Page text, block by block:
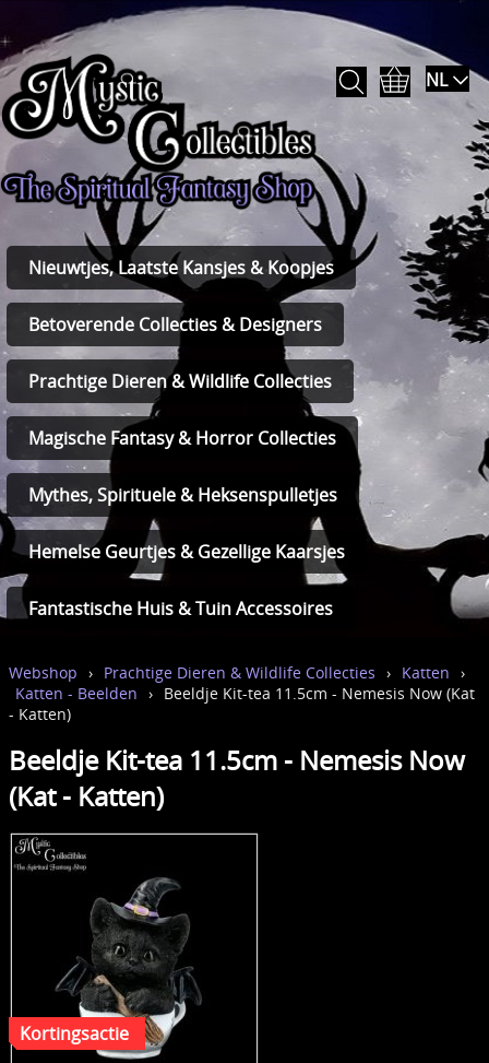
NL
Nieuwtjes, Laatste Kansjes & Koopjes
Betoverende Collecties & Designers
Prachtige Dieren & Wildlife Collecties
Magische Fantasy & Horror Collecties
Mythes, Spirituele & Heksenspulletjes
Hemelse Geurtjes & Gezellige Kaarsjes
Fantastische Huis & Tuin Accessoires
Webshop › Prachtige Dieren & Wildlife Collecties › Katten ›
Katten - Beelden › Beeldje Kit-tea 11.5cm - Nemesis Now (Kat
- Katten)
Beeldje Kit-tea 11.5cm - Nemesis Now
(Kat - Katten)